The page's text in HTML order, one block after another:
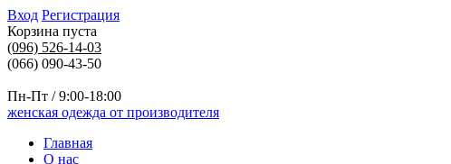
Вход Регистрация
Корзина пуста
(096) 526-14-03
(066) 090-43-50
Пн-Пт / 9:00-18:00
женская одежда от производителя
Главная
О нас